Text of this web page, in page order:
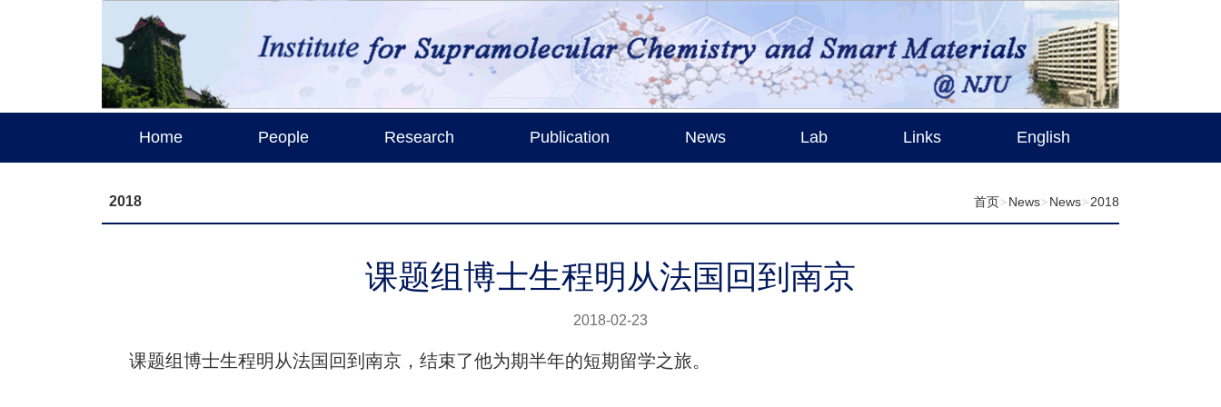
Home People Research Publication News Lab Links English
首页 News News 2018
2018
课题组博士生程明从法国回到南京
2018-02-23
课题组博士生程明从法国回到南京，结束了他为期半年的短期留学之旅。